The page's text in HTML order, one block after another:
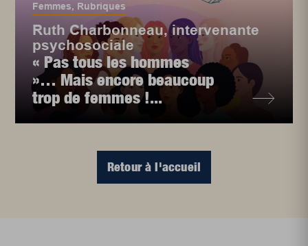
Femmes, Rubriques
Ruth Charbonneau, intervenante
psychosociale
« Pas tous les hommes
»… Mais encore beaucoup
trop de femmes !...
Retour à l'accueil